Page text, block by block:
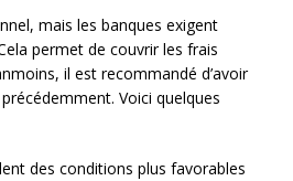
mais les banques exigent
permet de couvrir les frais
il est recommandé d’avoir
Voici quelques
des conditions plus favorables